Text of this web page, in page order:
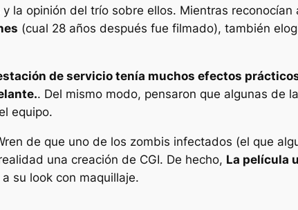
y la opinión del trío sobre ellos. Mientras reconocían
(cual 28 años después fue filmado), también
de servicio tenía muchos efectos
. Del mismo modo, pensaron que algunas de
equipo.
de que uno de los zombis infectados (el que
una creación de CGI. De hecho, La película
su look con maquillaje.